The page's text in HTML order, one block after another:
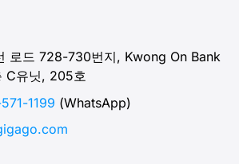
로드 728-730번지, Kwong On Bank
C유닛, 205호
1199 (WhatsApp)